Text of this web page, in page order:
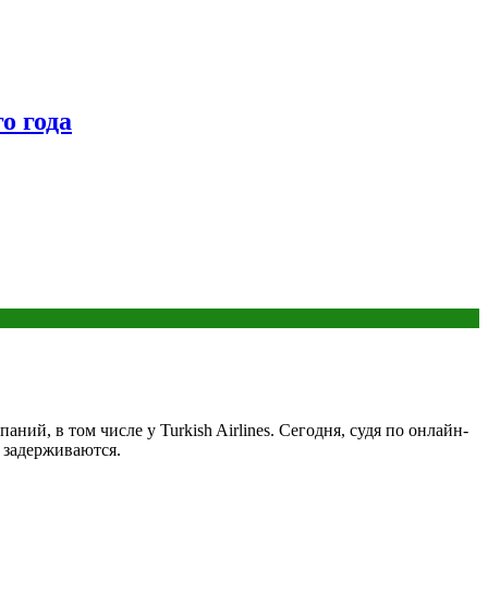
года
в том числе у Turkish Airlines. Сегодня, судя по онлайн-